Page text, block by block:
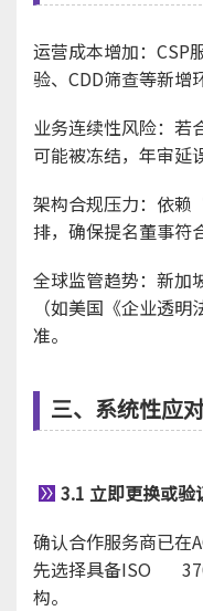
运营成本增加：CSP
验、CDD筛查等新增
业务连续性风险：若
可能被冻结，年审延
架构合规压力：依
排，确保提名董事符
全球监管趋势：新
（如美国《企业透
准。
三、系统性应
3.1 立即更换或验
确认合作服务商已在
先选择具备ISO
构。